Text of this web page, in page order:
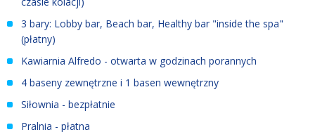
3 bary: Lobby bar, Beach bar, Healthy bar "inside the spa"
(płatny)
Kawiarnia Alfredo - otwarta w godzinach porannych
4 baseny zewnętrzne i 1 basen wewnętrzny
Siłownia - bezpłatnie
Pralnia - płatna